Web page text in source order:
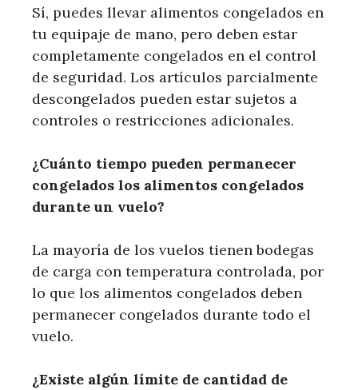
Sí, puedes llevar alimentos congelados en
tu equipaje de mano, pero deben estar
completamente congelados en el control
de seguridad. Los artículos parcialmente
descongelados pueden estar sujetos a
controles o restricciones adicionales.
¿Cuánto tiempo pueden permanecer
congelados los alimentos congelados
durante un vuelo?
La mayoría de los vuelos tienen bodegas
de carga con temperatura controlada, por
lo que los alimentos congelados deben
permanecer congelados durante todo el
vuelo.
¿Existe algún límite de cantidad de